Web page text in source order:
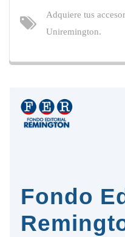
Adquiere tus
Uniremington.
Fondo